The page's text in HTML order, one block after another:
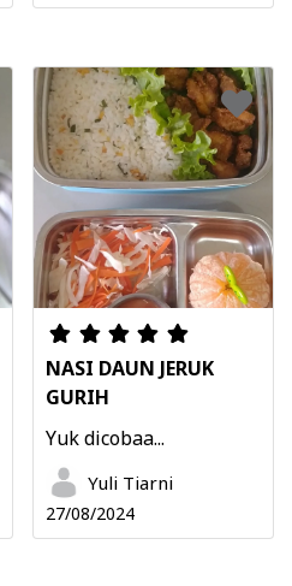
NASI DAUN JERUK
GURIH
Yuk dicobaa...
Yuli Tiarni
27/08/2024